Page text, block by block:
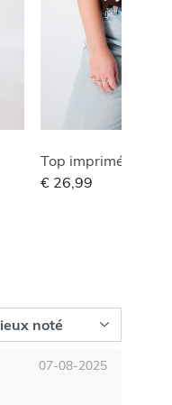
Top imprimé avec
€ 26,99
07-08-2025